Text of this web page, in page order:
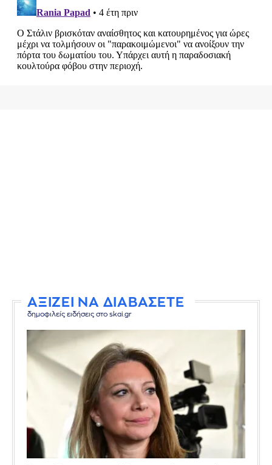
ΑΞΙΖΕΙ ΝΑ ΔΙΑΒΑΣΕΤΕ
δημοφιλείς ειδήσεις στο skai.gr